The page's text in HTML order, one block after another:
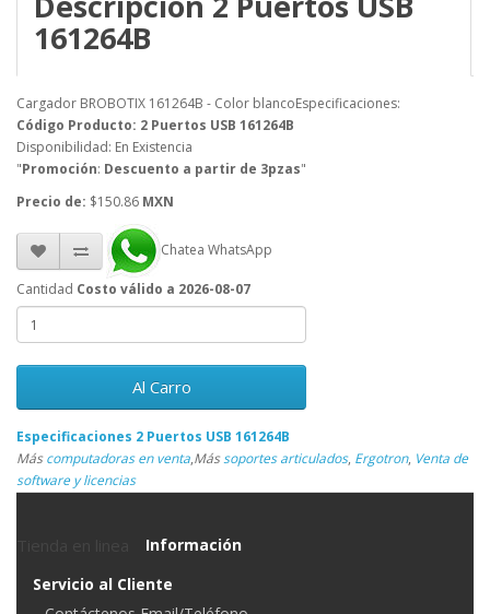
161264B
Cargador BROBOTIX 161264B - Color blancoEspecificaciones:
Código Producto: 2 Puertos USB 161264B
Disponibilidad: En Existencia
"Promoción: Descuento a partir de 3pzas"
Precio de: $150.86 MXN
Chatea WhatsApp
Cantidad Costo válido a 2026-08-07
Al Carro
Especificaciones 2 Puertos USB 161264B
Máscomputadoras en venta,Mássoportes articulados, Ergotron, Venta de
software y licencias
Información
Servicio al Cliente